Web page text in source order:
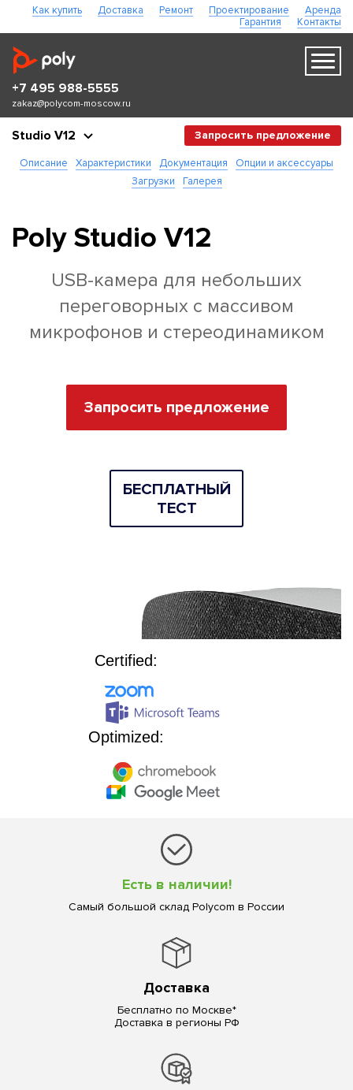
Как купить Доставка Ремонт Проектирование
Аренда
Гарантия
Контакты
+7 495 988-5555
zakaz@polycom-moscow.ru
Studio V12
Описание Характеристики Документация
Опции и аксессуары
Загрузки
Галерея
Запросить предложение
Poly Studio V12
USB-камера для небольших
переговорных с массивом
микрофонов и стереодинамиком
Запросить предложение
БEСПЛАТНЫЙ
ТЕСТ
Certified:
Optimized:
Есть в наличии!
Самый большой склад Polycom в России
Доставка
Бесплатно по Москве*
Доставка в регионы РФ